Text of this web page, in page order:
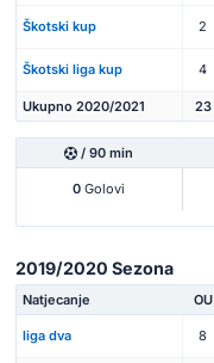
Škotski kup 2
Škotski liga kup 4
Ukupno 2020/2021 23
/ 90 min
0 Golovi
2019/2020 Sezona
Natjecanje OU
liga dva 8